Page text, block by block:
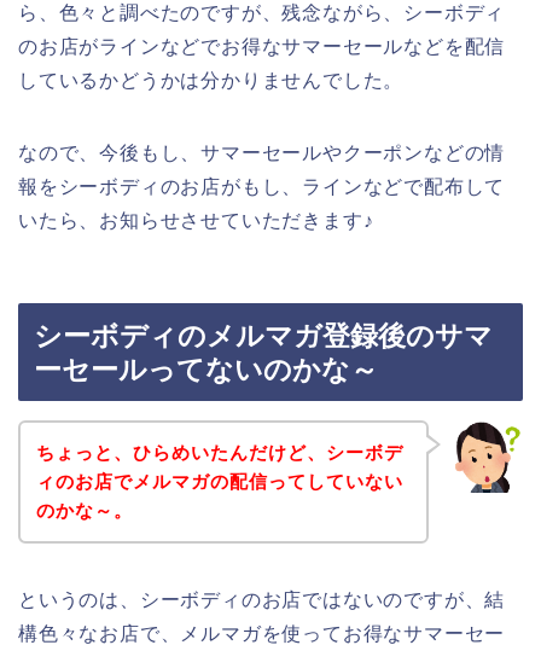
ら、色々と調べたのですが、残念ながら、シーボディ
のお店がラインなどでお得なサマーセールなどを配信
しているかどうかは分かりませんでした。
なので、今後もし、サマーセールやクーポンなどの情
報をシーボディのお店がもし、ラインなどで配布して
いたら、お知らせさせていただきます♪
シーボディのメルマガ登録後のサマ
ーセールってないのかな～
ちょっと、ひらめいたんだけど、シーボデ
ィのお店でメルマガの配信ってしていない
のかな～。
というのは、シーボディのお店ではないのですが、結
構色々なお店で、メルマガを使ってお得なサマーセー